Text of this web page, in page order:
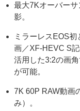
最大7Kオーバー
影。
ミラーレスEOS
画／XF-HEVC S
活用した3:2の画
が可能。
7K 60P RAW動画
み）。